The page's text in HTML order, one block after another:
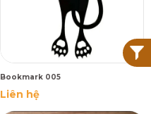
Bookmark 005
Liên hệ